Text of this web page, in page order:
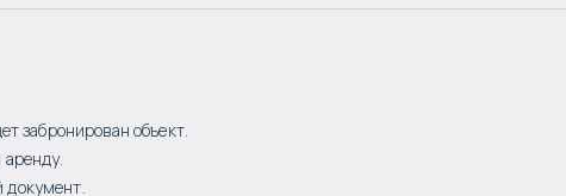
забронирован объект.
документ.